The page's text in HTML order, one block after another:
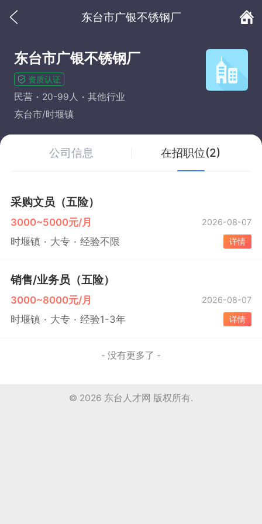
东台市广银不锈钢厂
东台市广银不锈钢厂
资质认证
民营 20-99人
其他行业
东台市/时堰镇
公司信息 在招职位(2)
采购文员（五险）
3000~5000元/月 2026-08-07
时堰镇 大专 经验不限 详情
销售/业务员（五险）
3000~8000元/月 2026-08-07
时堰镇 大专 经验1-3年 详情
- 没有更多了 -
© 2026 东台人才网 版权所有.